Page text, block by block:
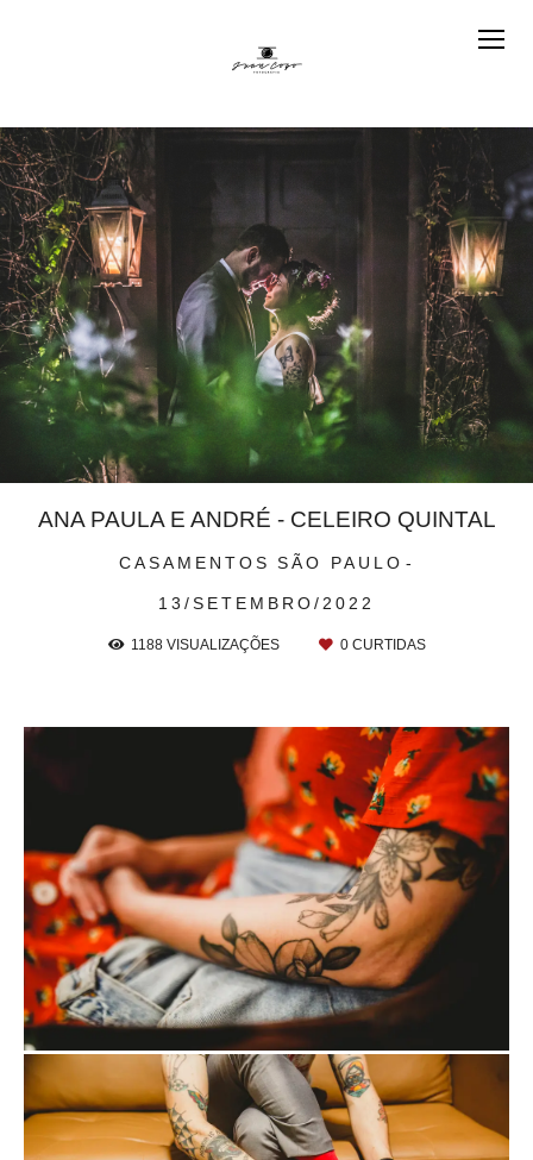
CASAMENTOS SÃO PAULO
13/SETEMBRO/2022
ANA PAULA E ANDRÉ - CELEIRO QUINTAL
1188VISUALIZAÇÕES 0CURTIDAS